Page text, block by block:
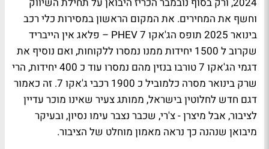
וחשף את המחירים. את המקום הראשון במסירות כלי רכב
בינואר 2025 תופס הג'אקו 7
PHEV – פלאג אין הייבריד
שקרוב ל 1500 יחידות ממנו נמסרו ללקוחות, ואם נוסיף את
דגמי הג'אקו 7 טורבו בנזין מהם נמסרו עוד כ 400 יחידות, הרי
שרק בינואר מסרה כלמוביל כ 1900 רכבי ג'אקו 7. זה כאמור
דגם חדש לחלוטין בישראל, ממותג צעיר שאינו מוכר עדיין
לציבור, אבל מיצרן - צ'רי, שכבר נצבר עימו נסיון, ובעיקר
מיבואן שנהנה כך נראה מאמון מוחלט של הציבור.